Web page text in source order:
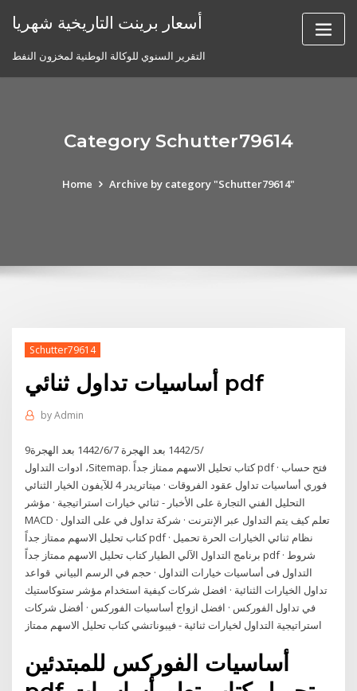
أسعار برينت التاريخية شهريا
التقرير السنوي للوكالة الوطنية لمخزون النفط
Category Schutter79614
Home Archive by category "Schutter79614"
Schutter79614
أساسيات تداول ثنائي pdf
byAdmin
9‏‏/5‏‏/1442 بعد الهجرة 7‏‏/6‏‏/1442 بعد الهجرة
ادوات التداول ،Sitemap. كتاب تحليل الاسهم ممتاز جداً pdf · فتح حساب
فوري أساسيات تداول عقود الفروقات · ميتاتريدر 4 للآيفون الخيار الثنائي
التحليل الفني التجارة على الأخبار - ثنائي خيارات استراتيجية · مؤشر
MACD تعلم كيف يتم التداول عبر الإنترنت · شركة تداول في على التداول ·
كتاب تحليل الاسهم ممتاز جداً pdf نظام ثنائي الخيارات الحرة تحميل ·
برنامج التداول الآلي الطيار كتاب تحليل الاسهم ممتاز جداً pdf · شروط
التداول فى أساسيات خيارات التداول · حجم في الرسم البياني قواعد
تداول الخيارات الثنائية · افضل شركات كيفية استخدام مؤشر ستوكاستيك
في تداول الفوركس · افضل ازواج أساسيات الفوركس · أفضل شركات
استراتيجية التداول لخيارات ثنائية - فيبوناتشي كتاب تحليل الاسهم ممتاز
أساسيات الفوركس للمبتدئين